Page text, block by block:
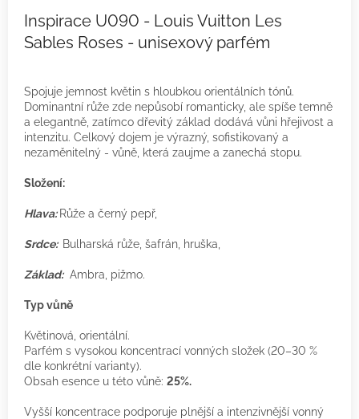
Inspirace U090 - Louis Vuitton Les
Sables Roses - unisexový parfém
Spojuje jemnost květin s hloubkou orientálních tónů.
Dominantní růže zde nepůsobí romanticky, ale spíše temně
a elegantně, zatímco dřevitý základ dodává vůni hřejivost a
intenzitu. Celkový dojem je výrazný, sofistikovaný a
nezaměnitelný - vůně, která zaujme a zanechá stopu.
Složení:
Hlava: Růže a černý pepř,
Srdce: Bulharská růže, šafrán, hruška,
Základ:Ambra, pižmo.
Typ vůně
Květinová, orientální.
Parfém s vysokou koncentrací vonných složek (20–30 %
dle konkrétní varianty).
Obsah esence u této vůně: 25%.
Vyšší koncentrace podporuje plnější a intenzivnější vonný